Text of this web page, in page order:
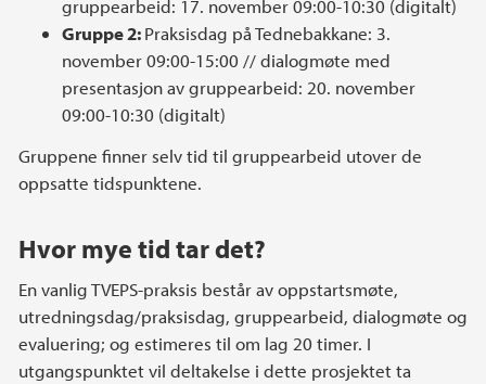
gruppearbeid: 17. november 09:00-10:30 (digitalt)
Gruppe 2:Praksisdag på Tednebakkane: 3.
november 09:00-15:00 // dialogmøte med
presentasjon av gruppearbeid: 20. november
09:00-10:30 (digitalt)
Gruppene finner selv tid til gruppearbeid utover de
oppsatte tidspunktene.
Hvor mye tid tar det?
En vanlig TVEPS-praksis består av oppstartsmøte,
utredningsdag/praksisdag, gruppearbeid, dialogmøte og
evaluering; og estimeres til om lag 20 timer. I
utgangspunktet vil deltakelse i dette prosjektet ta